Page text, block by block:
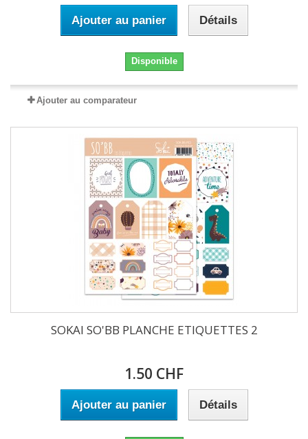
Ajouter au panier Détails
Disponible
Ajouter au comparateur
SOKAI SO'BB PLANCHE ETIQUETTES 2
1.50 CHF
Ajouter au panier Détails